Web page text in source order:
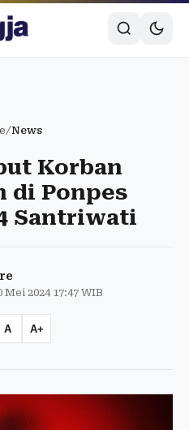
/News
Korban
di Ponpes
Santriwati
Mei 2024 17:47 WIB
A A+